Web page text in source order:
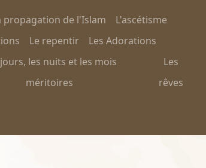
propagation de l'Islam
L'ascétisme
Le repentir
Les Adorations
les nuits et les mois
méritoires
Les
rêves